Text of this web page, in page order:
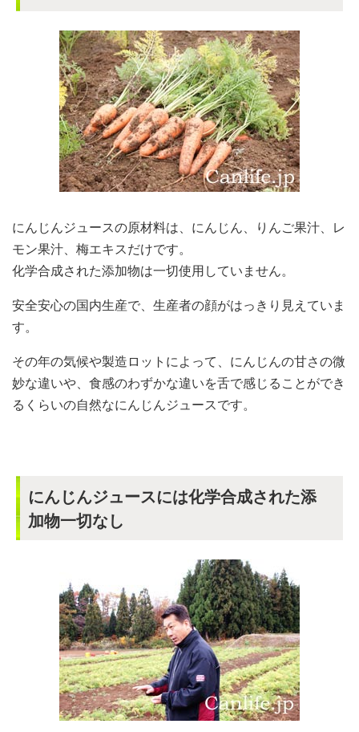
にんじんジュースの原材料は、にんじん、りんご果汁、レ
モン果汁、梅エキスだけです。
化学合成された添加物は一切使用していません。
安全安心の国内生産で、生産者の顔がはっきり見えていま
す。
その年の気候や製造ロットによって、にんじんの甘さの微
妙な違いや、食感のわずかな違いを舌で感じることができ
るくらいの自然なにんじんジュースです。
にんじんジュースには化学合成された添
加物一切なし